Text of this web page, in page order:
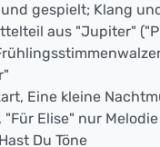
gespielt; Klang
aus "Jupiter"
Eine kleine
Elise" nur Melodie
Du Töne